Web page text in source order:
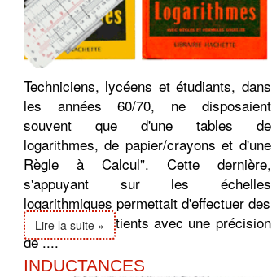
Techniciens, lycéens et étudiants, dans
les années 60/70, ne disposaient
souvent que d'une tables de
logarithmes, de papier/crayons et d'une
Règle à Calcul". Cette dernière,
s'appuyant sur les échelles
logarithmiques permettait d'effectuer des
produits et quotients avec une précision
de ....
Lire la suite »
INDUCTANCES